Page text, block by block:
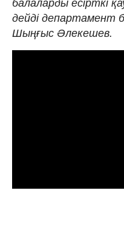
балаларды есірткі
дейді департамент
Шыңғыс Әлекешев.